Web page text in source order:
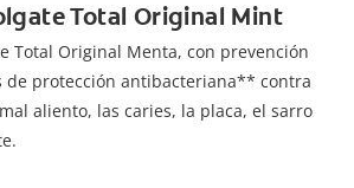
Total Original Mint
Total Original Menta, con prevención
de protección antibacteriana** contra
aliento, las caries, la placa, el sarro